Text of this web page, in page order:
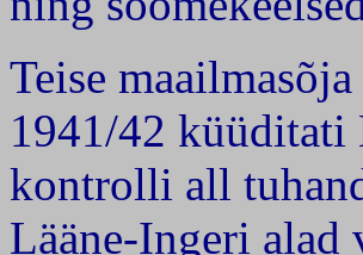
Teise
1941/42 küüditati
kontrolli all
Lääne-Ingeri alad